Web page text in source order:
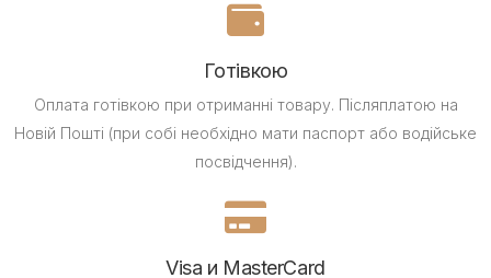
Готівкою
Оплата готівкою при отриманні товару. Післяплатою на
Новій Пошті (при собі необхідно мати паспорт або водійське
посвідчення).
Visa и MasterCard